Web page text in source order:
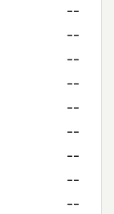
--
--
--
--
--
--
--
--
--